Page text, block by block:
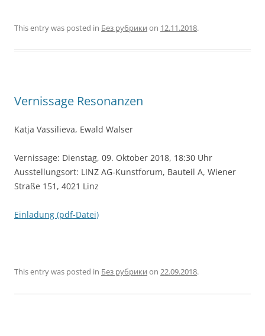
This entry was posted in Без рубрики on 12.11.2018.
Vernissage Resonanzen
Katja Vassilieva, Ewald Walser
Vernissage: Dienstag, 09. Oktober 2018, 18:30 Uhr
Ausstellungsort: LINZ AG-Kunstforum, Bauteil A, Wiener
Straße 151, 4021 Linz
Einladung (pdf-Datei)
This entry was posted in Без рубрики on 22.09.2018.